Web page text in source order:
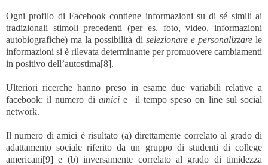
Ogni profilo di Facebook contiene informazioni su di sé simili ai
tradizionali stimoli precedenti (per es. foto, video, informazioni
autobiografiche) ma la possibilità di selezionare e personalizzarele
informazioni si è rilevata determinante per promuovere cambiamenti
in positivo dell’autostima[8].
Ulteriori ricerche hanno preso in esame due variabili relative a
facebook: il numero di amicie il tempo speso on line sul social
network.
Il numero di amici è risultato (a) direttamente correlato al grado di
adattamento sociale riferito da un gruppo di studenti di college
americani[9] e (b) inversamente correlato al grado di timidezza